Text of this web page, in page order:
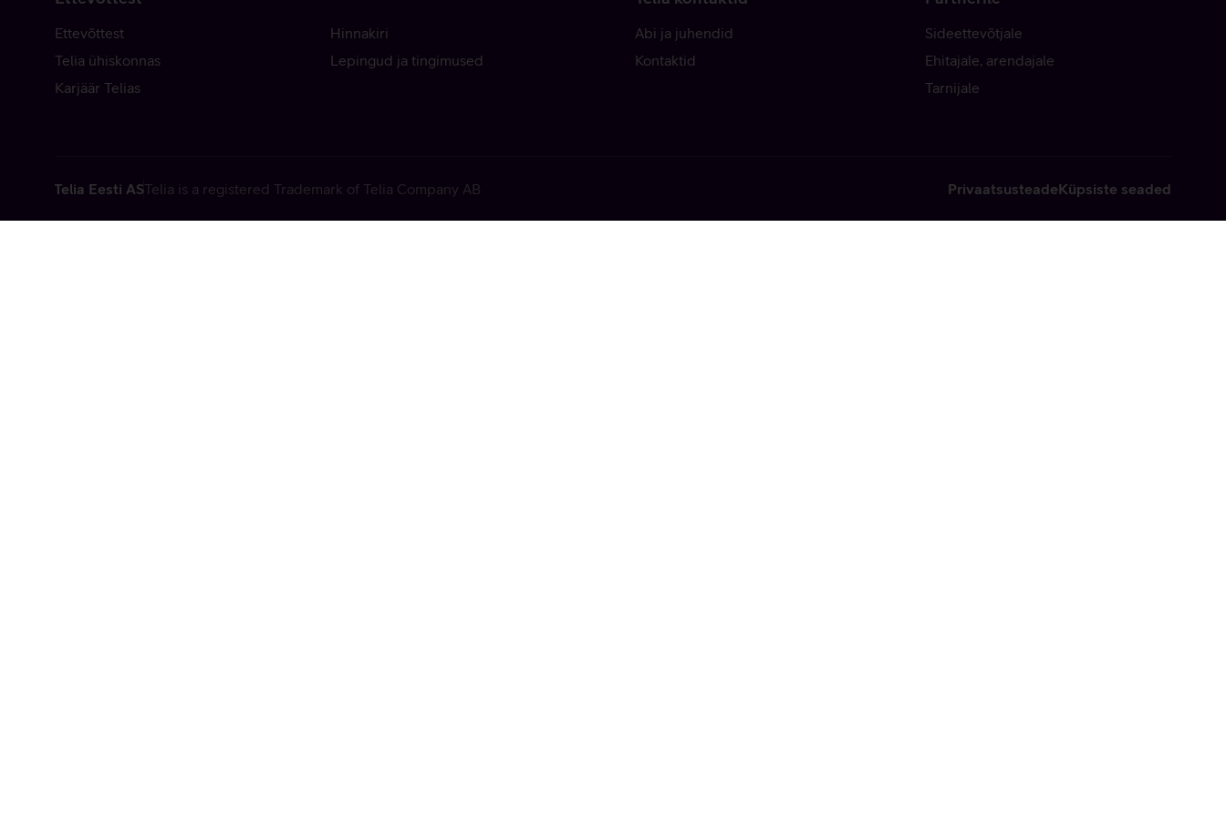
Ettevõttest
Telia ühiskonnas
Karjäär Telias
Hinnakiri
Lepingud ja tingimused
Abi ja juhendid
Kontaktid
Sideettevõtjale
Ehitajale, arendajale
Tarnijale
Telia Eesti ASTelia is a registered Trademark of Telia Company AB PrivaatsusteadeKüpsiste seaded